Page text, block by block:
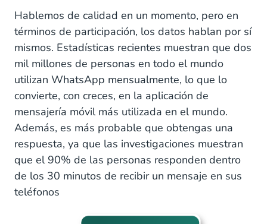
Hablemos de calidad en un momento, pero en
términos de participación, los datos hablan por sí
mismos. Estadísticas recientes muestran que dos
mil millones de personas en todo el mundo
utilizan WhatsApp mensualmente, lo que lo
convierte, con creces, en la aplicación de
mensajería móvil más utilizada en el mundo.
Además, es más probable que obtengas una
respuesta, ya que las investigaciones muestran
que el 90% de las personas responden dentro
de los 30 minutos de recibir un mensaje en sus
teléfonos